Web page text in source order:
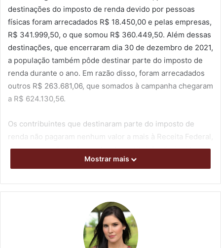
destinações do imposto de renda devido por pessoas
físicas foram arrecadados R$ 18.450,00 e pelas empresas,
R$ 341.999,50, o que somou R$ 360.449,50. Além dessas
destinações, que encerraram dia 30 de dezembro de 2021,
a população também pôde destinar parte do imposto de
renda durante o ano. Em razão disso, foram arrecadados
outros R$ 263.681,06, que somados à campanha chegaram
a R$ 624.130,56.
Os contribuintes que destinaram parte do imposto de
renda não pagaram nenhum valor a mais à Receita Federal,
assim como não terão o valor da restituição diminuído.
Isso porque a campanha permite apenas que parte do
não aos cofres públicos da União. “Tivemos uma
arrecadação significativa, apesar de não termos feito um
trabalho tão intenso quanto fazíamos antes da pandemia.
Estamos preparando roteiros para as gravações de vídeos
Mostrar mais